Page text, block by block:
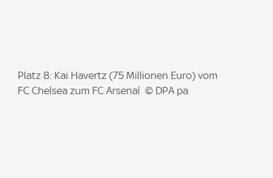
m
Platz 8: Kai Havertz (75 Millionen Euro) vom
FC Chelsea zum FC Arsenal © DPA pa